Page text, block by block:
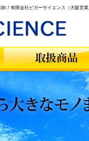
/ 有限会社ビガーサイエンス（大阪営